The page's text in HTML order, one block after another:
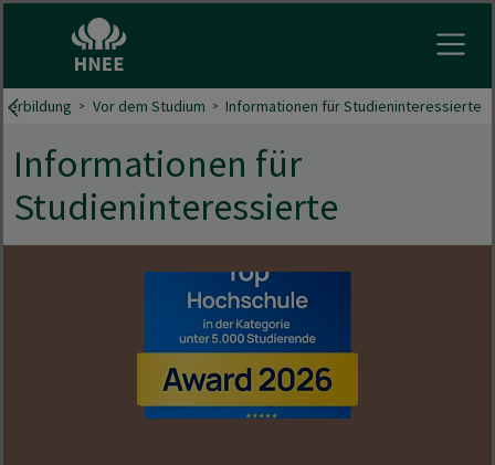
Vor dem Studium Informationen für Studieninteressierte
Informationen für
Studieninteressierte